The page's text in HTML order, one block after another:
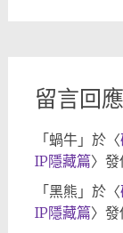
留言回應
「 蝸牛」於〈
IP隱藏篇〉發
「 黑熊 」於〈
IP隱藏篇〉發